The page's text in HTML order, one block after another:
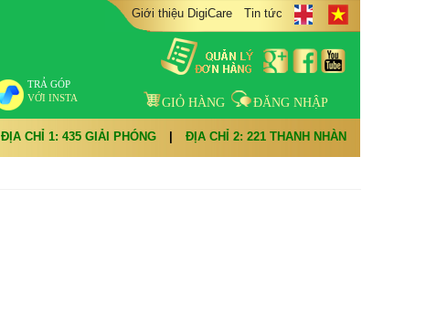
TRẢ GÓP
VỚI INSTA
Giới thiệu DigiCare Tin tức
GIỎ HÀNG ĐĂNG NHẬP
ĐỊA CHỈ 1: 435 GIẢI PHÓNG ĐỊA CHỈ 2: 221 THANH NHÀN